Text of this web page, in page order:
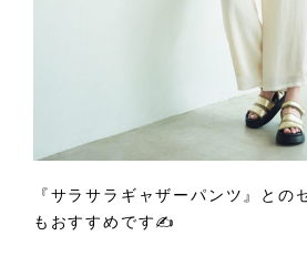
『サラサラギャザーパンツ』との
もおすすめです✍️